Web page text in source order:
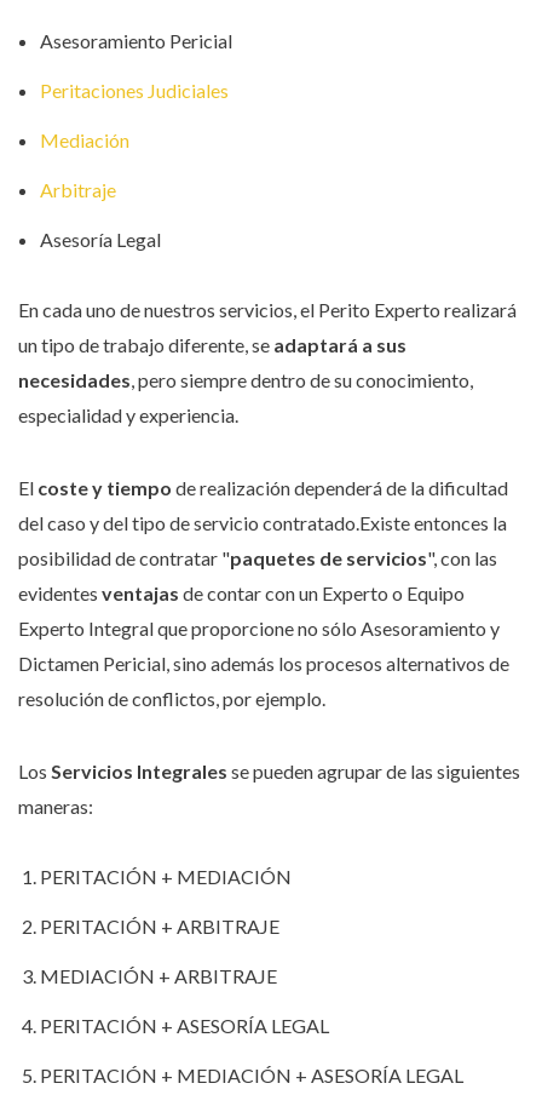
Asesoramiento Pericial
Peritaciones Judiciales
Mediación
Arbitraje
Asesoría Legal
En cada uno de nuestros servicios, el Perito Experto realizará
un tipo de trabajo diferente, se adaptará a sus
necesidades, pero siempre dentro de su conocimiento,
especialidad y experiencia.
El coste y tiempo de realización dependerá de la dificultad
del caso y del tipo de servicio contratado.Existe entonces la
posibilidad de contratar "paquetes de servicios", con las
evidentes ventajas de contar con un Experto o Equipo
Experto Integral que proporcione no sólo Asesoramiento y
Dictamen Pericial, sino además los procesos alternativos de
resolución de conflictos, por ejemplo.
Los Servicios Integrales se pueden agrupar de las siguientes
maneras:
PERITACIÓN + MEDIACIÓN
PERITACIÓN + ARBITRAJE
MEDIACIÓN + ARBITRAJE
PERITACIÓN + ASESORÍA LEGAL
PERITACIÓN + MEDIACIÓN + ASESORÍA LEGAL